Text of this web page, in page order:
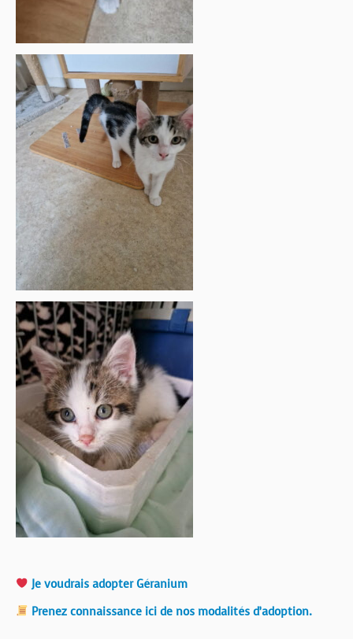
Je voudrais adopter Géranium
Prenez connaissance ici de nos modalités d’adoption.